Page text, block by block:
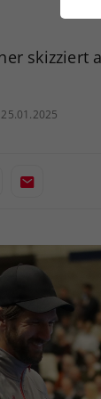
skizziert